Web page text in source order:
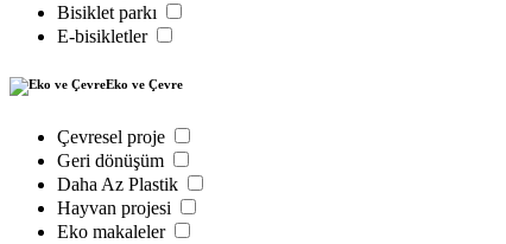
Bisiklet parkı
E-bisikletler
Eko ve Çevre
Çevresel proje
Geri dönüşüm
Daha Az Plastik
Hayvan projesi
Eko makaleler